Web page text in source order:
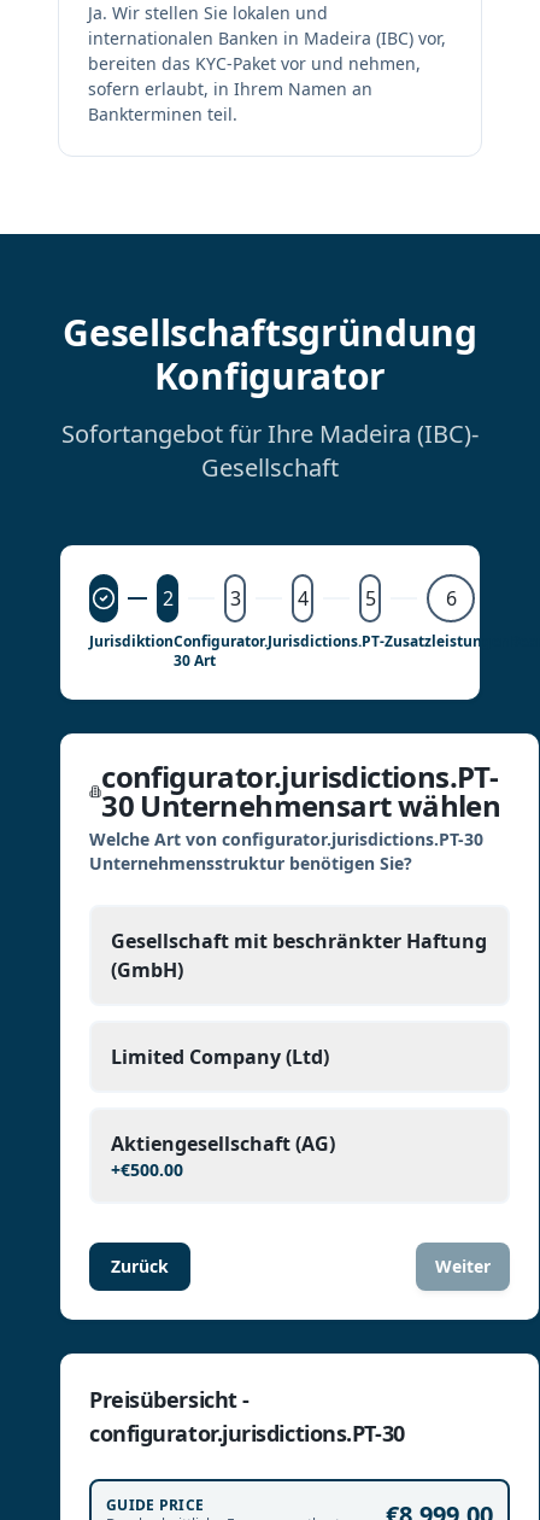
Ja. Wir stellen Sie lokalen und
internationalen Banken in Madeira (IBC) vor,
bereiten das KYC-Paket vor und nehmen,
sofern erlaubt, in Ihrem Namen an
Bankterminen teil.
Gesellschaftsgründung
Konfigurator
Sofortangebot für Ihre Madeira (IBC)-
Gesellschaft
2 3 4 5 6
JurisdiktionConfigurator.jurisdictions.PT-
30 Art
Zusatzleistungen
configurator.jurisdictions.PT-
30 Unternehmensart wählen
Welche Art von configurator.jurisdictions.PT-30
Unternehmensstruktur benötigen Sie?
Gesellschaft mit beschränkter Haftung
(GmbH)
Limited Company (Ltd)
Aktiengesellschaft (AG)
+€500.00
Zurück Weiter
Preisübersicht -
configurator.jurisdictions.PT-30
GUIDE PRICE